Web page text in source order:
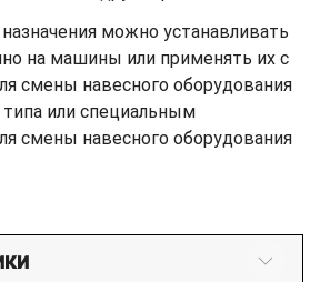
можно устанавливать
на машины или применять их с
смены навесного оборудования
типа или специальным
смены навесного оборудования